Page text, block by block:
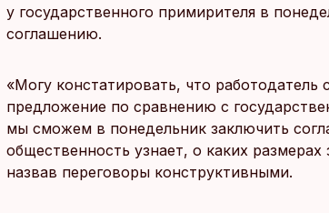
у государственного примирителя в
соглашению.
«Могу констатировать, что работодатель
предложение по сравнению с
мы сможем в понедельник заключить
общественность узнает, о каких размерах
назвав переговоры конструктивными.